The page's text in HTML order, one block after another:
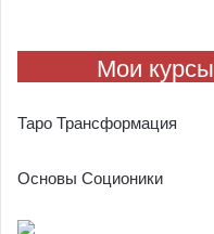
Мои курсы
Таро Трансформация
Основы Соционики